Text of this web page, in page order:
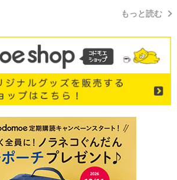
もっと読む